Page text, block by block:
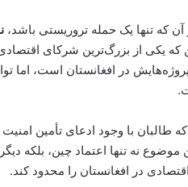
آن که تنها یک حمله تروریستی باشد،
یکی از بزرگ‌ترین شرکای
در افغانستان است، اما
طالبان با وجود ادعای تأمین
موضوع نه تنها اعتماد چین، بلکه
در افغانستان را محدود کند.